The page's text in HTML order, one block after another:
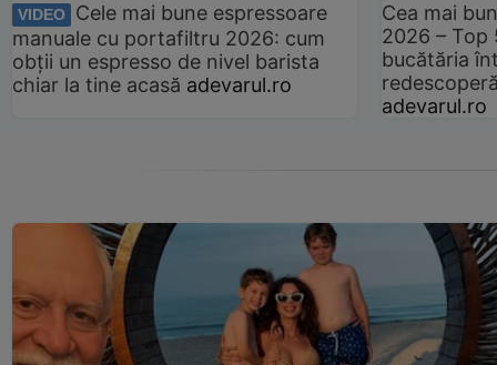
VIDEO
Cele mai bune espressoare
manuale cu portafiltru 2026: cum
obții un espresso de nivel barista
chiar la tine acasă adevarul.ro
Cea mai
2026 –
bucătăria
adevarul.ro